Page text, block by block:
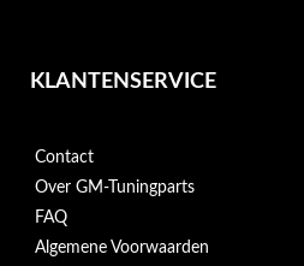
KLANTENSERVICE
Contact
Over GM-Tuningparts
FAQ
Algemene Voorwaarden